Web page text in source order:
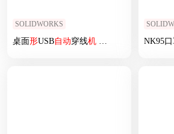
SOLIDWORKS
桌面形USB自动穿线机sw15可编辑 NK95口